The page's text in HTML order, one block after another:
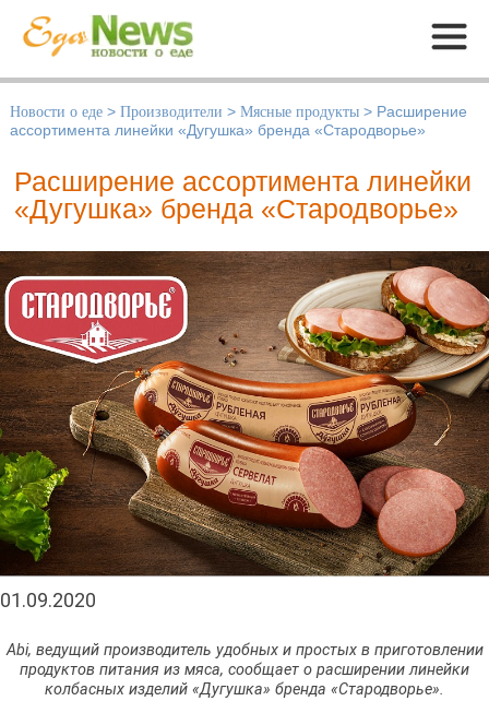
Меню
Новости о еде > Производители > Мясные продукты > Расширение
ассортимента линейки «Дугушка» бренда «Стародворье»
Расширение ассортимента линейки
«Дугушка» бренда «Стародворье»
01.09.2020
Abi, ведущий производитель удобных и простых в приготовлении
продуктов питания из мяса, сообщает о расширении линейки
колбасных изделий «Дугушка» бренда «Стародворье».